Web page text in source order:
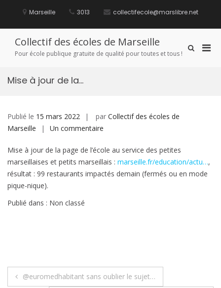
Marseille 3013 collectifecole@marslibre.net
Collectif des écoles de Marseille
Pour école publique gratuite de qualité pour toutes et tous !
Afficher
Mise à jour de la…
Publié le 15 mars 2022 par Collectif des écoles de
Marseille
Un commentaire
à
jour
de
Mise à jour de la page de l’école au service des petites
marseillaises et petits marseillais : marseille.fr/education/actu…,
résultat : 99 restaurants impactés demain (fermés ou en mode
pique-nique).
Publié dans : Non classé
Navigation
@euromedhabitant sans oublier le sujet…